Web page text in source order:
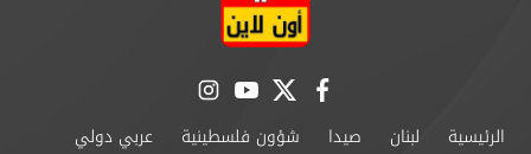
facebook
twitter
youtube
instagram
الرئيسية لبنان صيدا شؤون فلسطينية
عربي دولي